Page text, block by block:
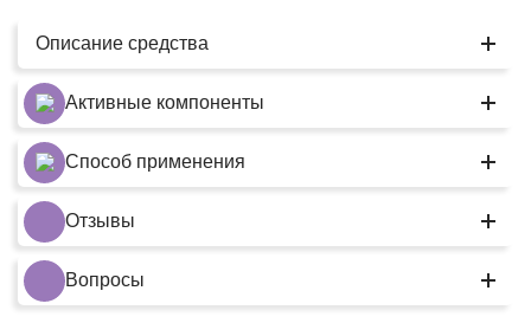
Описание средства
Активные компоненты
Способ применения
Отзывы
Вопросы